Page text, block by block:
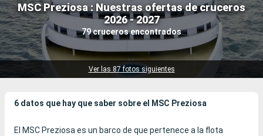
MSC Preziosa : Nuestras ofertas de cruceros
2026 - 2027
79 cruceros encontrados
Ver las 87 fotos siguientes
Nuestros destinos
Fecha de salida
6 datos que hay que saber sobre el MSC Preziosa
El MSC Preziosa es un barco de que pertenece a la flota